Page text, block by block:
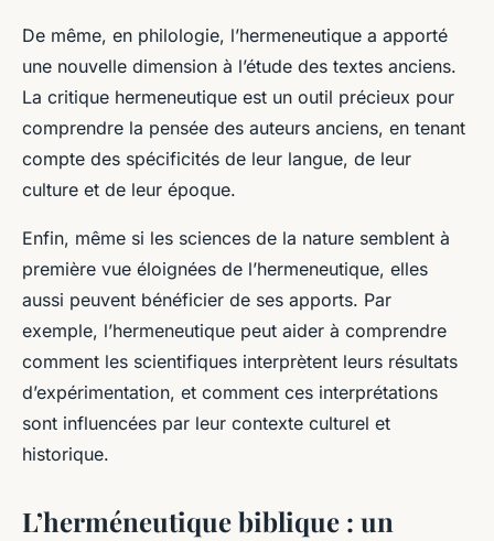
De même, en philologie, l’hermeneutique a apporté
une nouvelle dimension à l’étude des textes anciens.
La critique hermeneutique est un outil précieux pour
comprendre la pensée des auteurs anciens, en tenant
compte des spécificités de leur langue, de leur
culture et de leur époque.
Enfin, même si les sciences de la nature semblent à
première vue éloignées de l’hermeneutique, elles
aussi peuvent bénéficier de ses apports. Par
exemple, l’hermeneutique peut aider à comprendre
comment les scientifiques interprètent leurs résultats
d’expérimentation, et comment ces interprétations
sont influencées par leur contexte culturel et
historique.
L’herméneutique biblique : un